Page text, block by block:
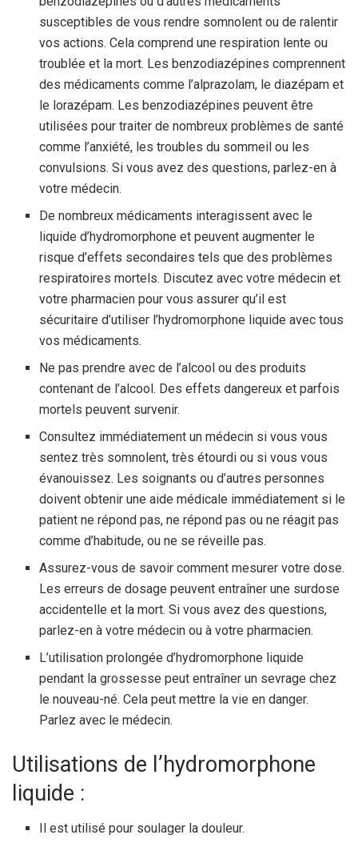
susceptibles de vous rendre somnolent ou de ralentir
vos actions. Cela comprend une respiration lente ou
troublée et la mort. Les benzodiazépines comprennent
des médicaments comme l’alprazolam, le diazépam et
le lorazépam. Les benzodiazépines peuvent être
utilisées pour traiter de nombreux problèmes de santé
comme l’anxiété, les troubles du sommeil ou les
convulsions. Si vous avez des questions, parlez-en à
votre médecin.
De nombreux médicaments interagissent avec le
liquide d’hydromorphone et peuvent augmenter le
risque d’effets secondaires tels que des problèmes
respiratoires mortels. Discutez avec votre médecin et
votre pharmacien pour vous assurer qu’il est
sécuritaire d’utiliser l’hydromorphone liquide avec tous
vos médicaments.
Ne pas prendre avec de l’alcool ou des produits
contenant de l’alcool. Des effets dangereux et parfois
mortels peuvent survenir.
Consultez immédiatement un médecin si vous vous
sentez très somnolent, très étourdi ou si vous vous
évanouissez. Les soignants ou d’autres personnes
doivent obtenir une aide médicale immédiatement si le
patient ne répond pas, ne répond pas ou ne réagit pas
comme d’habitude, ou ne se réveille pas.
Assurez-vous de savoir comment mesurer votre dose.
Les erreurs de dosage peuvent entraîner une surdose
accidentelle et la mort. Si vous avez des questions,
parlez-en à votre médecin ou à votre pharmacien.
L’utilisation prolongée d’hydromorphone liquide
pendant la grossesse peut entraîner un sevrage chez
le nouveau-né. Cela peut mettre la vie en danger.
Parlez avec le médecin.
Utilisations de l’hydromorphone
liquide :
Il est utilisé pour soulager la douleur.